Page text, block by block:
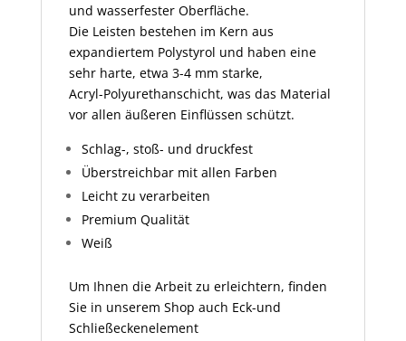
und wasserfester Oberfläche.
Die Leisten bestehen im Kern aus
expandiertem Polystyrol und haben eine
sehr harte, etwa 3-4 mm starke,
Acryl-Polyurethanschicht, was das Material
vor allen äußeren Einflüssen schützt.
Schlag-, stoß- und druckfest
Überstreichbar mit allen Farben
Leicht zu verarbeiten
Premium Qualität
Weiß
Um Ihnen die Arbeit zu erleichtern, finden
Sie in unserem Shop auch Eck-und
Schließeckenelement